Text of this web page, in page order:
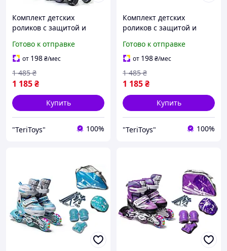
Комплект детских
роликов с защитой и
комплект Размеры 29-33
Готово к отправке
от 198₴/мес
1 185₴
1 485 ₴
Купить
"TeriToys" 100%
Комплект детских
роликов с защитой и
Tiffany размеры 29 33
Готово к отправке
от 198₴/мес
1 185₴
1 485 ₴
Купить
"TeriToys" 100%